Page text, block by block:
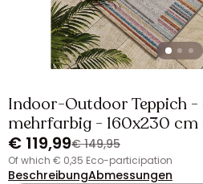
Indoor-Outdoor Teppich
mehrfarbig - 160x230 cm
€ 119,99€ 149,95
of which € 0,35 Eco-participation
BeschreibungAbmessungen